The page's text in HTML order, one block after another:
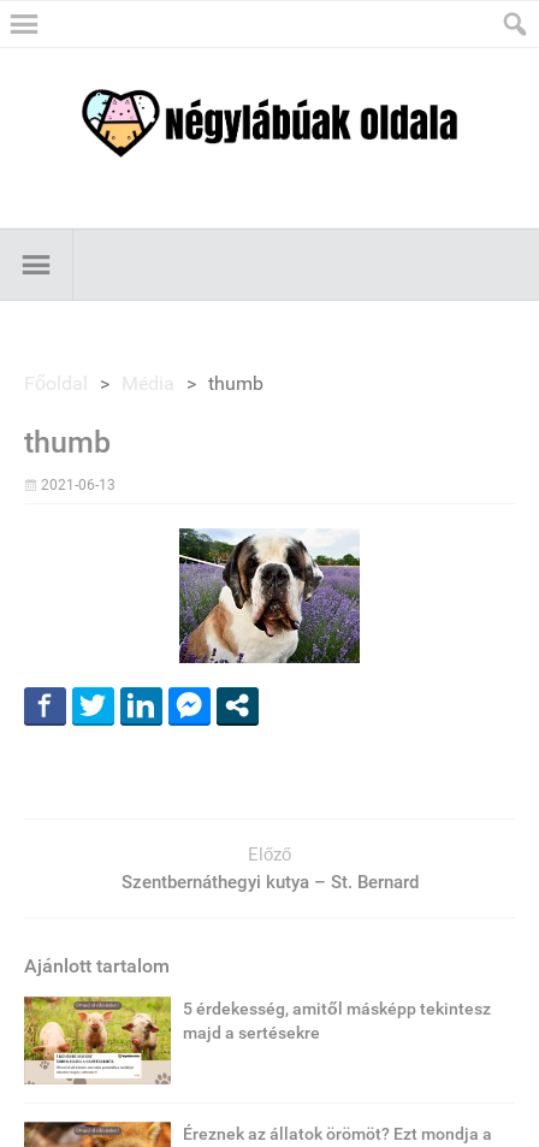
Főoldal > Média > thumb
thumb
2021-06-13
Előző
Szentbernáthegyi kutya – St. Bernard
Ajánlott tartalom
5 érdekesség, amitől másképp tekintesz
majd a sertésekre
Éreznek az állatok örömöt? Ezt mondja a